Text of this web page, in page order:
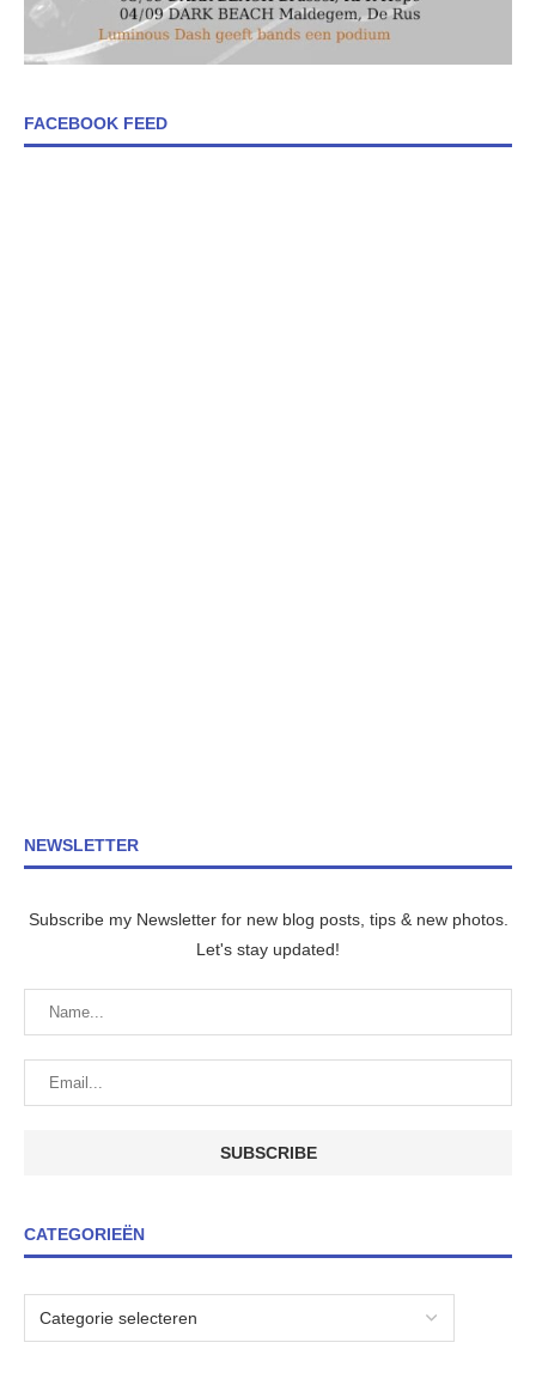
FACEBOOK FEED
NEWSLETTER
Subscribe my Newsletter for new blog posts, tips & new photos.
Let's stay updated!
CATEGORIEËN